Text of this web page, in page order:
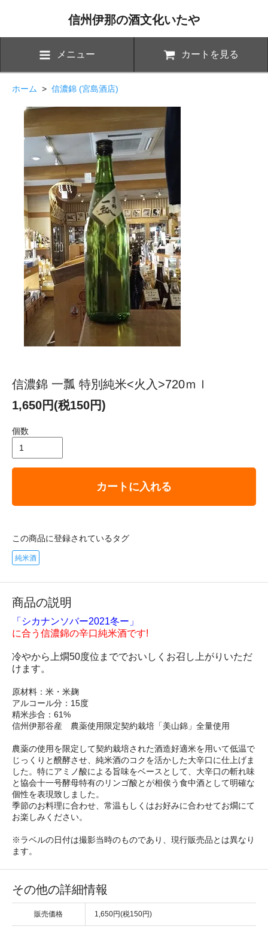
信州伊那の酒文化いたや
メニュー カートを見る
ホーム > 信濃錦 (宮島酒店)
信濃錦 一瓢 特別純米<火入>720ｍｌ
1,650円(税150円)
個数
カートに入れる
この商品に登録されているタグ
純米酒
商品の説明
「シカナンソバー2021冬ー」
に合う信濃錦の辛口純米酒です!
冷やから上燗50度位まででおいしくお召し上がりいただ
けます。
原材料：米・米麹
アルコール分：15度
精米歩合：61%
信州伊那谷産 農薬使用限定契約栽培「美山錦」全量使用
農薬の使用を限定して契約栽培された酒造好適米を用いて低温で
じっくりと醗酵させ、純米酒のコクを活かした大辛口に仕上げま
した。特にアミノ酸による旨味をベースとして、大辛口の斬れ味
と協会十一号酵母特有のリンゴ酸とが相俟う食中酒として明確な
個性を表現致しました。
季節のお料理に合わせ、常温もしくはお好みに合わせてお燗にて
お楽しみください。
※ラベルの日付は撮影当時のものであり、現行販売品とは異なり
ます。
その他の詳細情報
販売価格 1,650円(税150円)